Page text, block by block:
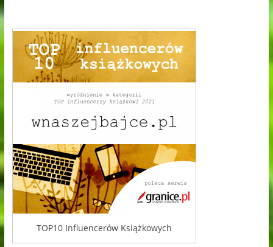
TOP10 Influencerów Książkowych